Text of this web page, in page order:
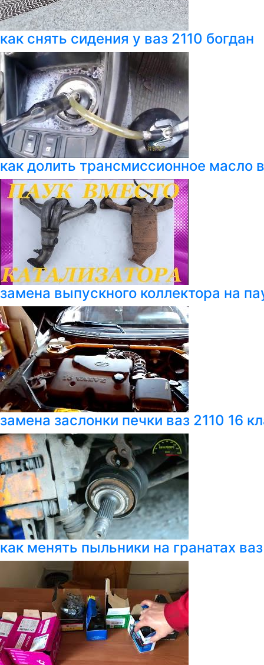
как снять сидения у ваз 2110 богдан
как долить трансмиссионное масло
замена выпускного коллектора на
замена заслонки печки ваз 2110 16
как менять пыльники на гранатах